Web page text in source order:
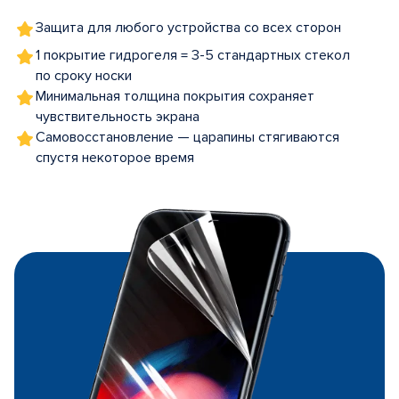
Защита для любого устройства со всех сторон
1 покрытие гидрогеля = 3-5 стандартных стекол
по сроку носки
Минимальная толщина покрытия сохраняет
чувствительность экрана
Самовосстановление — царапины стягиваются
спустя некоторое время